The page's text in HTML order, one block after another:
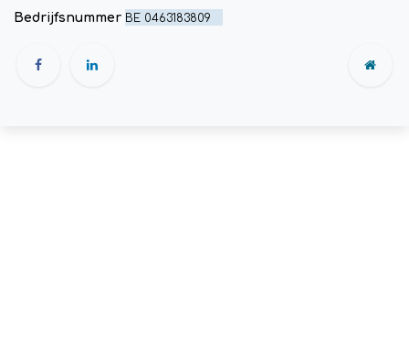
Bedrijfsnummer BE 0463183809